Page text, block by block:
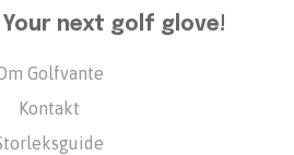
next golf glove!
Golfvante
Kontakt